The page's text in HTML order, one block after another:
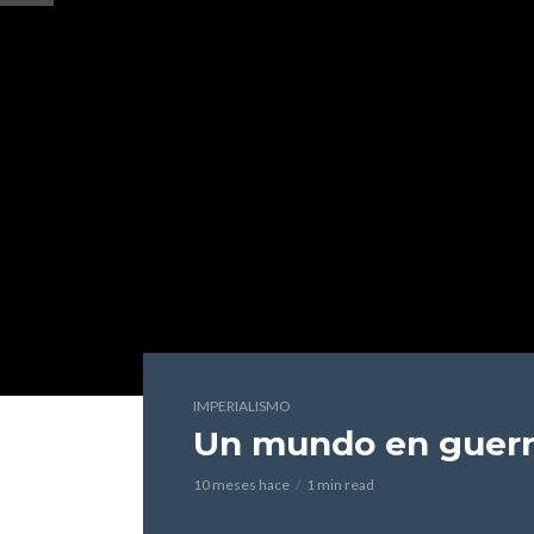
IMPERIALISMO
Un mundo en
10 meses hace 1 min read